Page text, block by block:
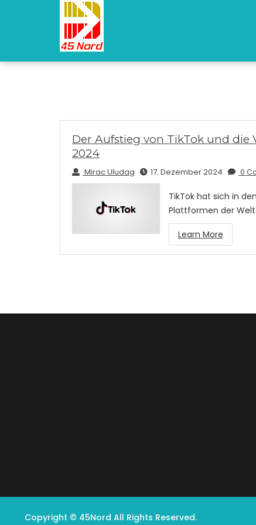
Der Aufstieg von TikTok und
2024
Mirac Uludag 17. Dezember 2024 0
TikTok hat sich in
Plattformen der
Learn More
Copyright © 45Nord All Rights Reserved.